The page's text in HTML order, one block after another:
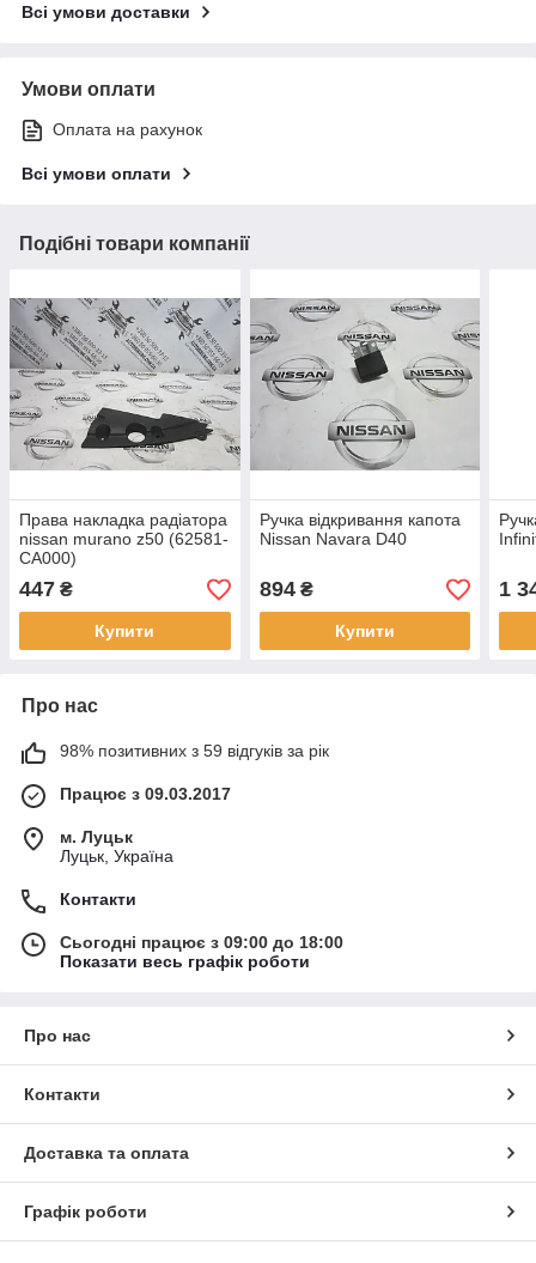
Всі умови доставки
Умови оплати
Оплата на рахунок
Всі умови оплати
Подібні товари компанії
Права накладка радіатора
nissan murano z50 (62581-
CA000)
447 ₴
Купити
Ручка відкривання капота
Nissan Navara D40
894₴
Купити
1
Про нас
98% позитивних з 59 відгуків за рік
Працює з 09.03.2017
м. Луцьк
Луцьк, Україна
Контакти
Сьогодні працює з 09:00 до 18:00
Показати весь графік роботи
Про нас
Контакти
Доставка та оплата
Графік роботи